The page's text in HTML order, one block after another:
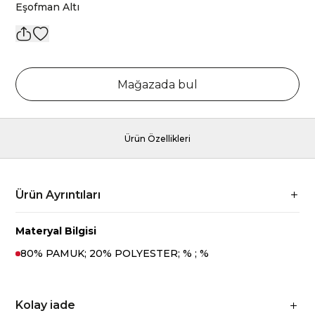
Eşofman Altı
Mağazada bul
Ürün Özellikleri
Ürün Ayrıntıları
Materyal Bilgisi
80% PAMUK; 20% POLYESTER; % ; %
Kolay iade